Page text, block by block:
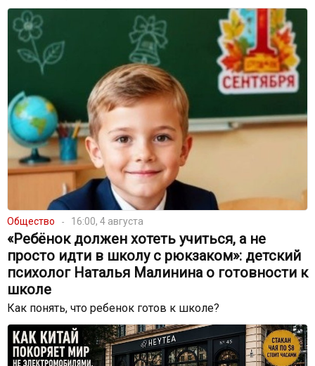
Общество 16:00, 4 августа
«Ребёнок должен хотеть учиться, а не
просто идти в школу с рюкзаком»: детский
психолог Наталья Малинина о готовности к
школе
Как понять, что ребенок готов к школе?